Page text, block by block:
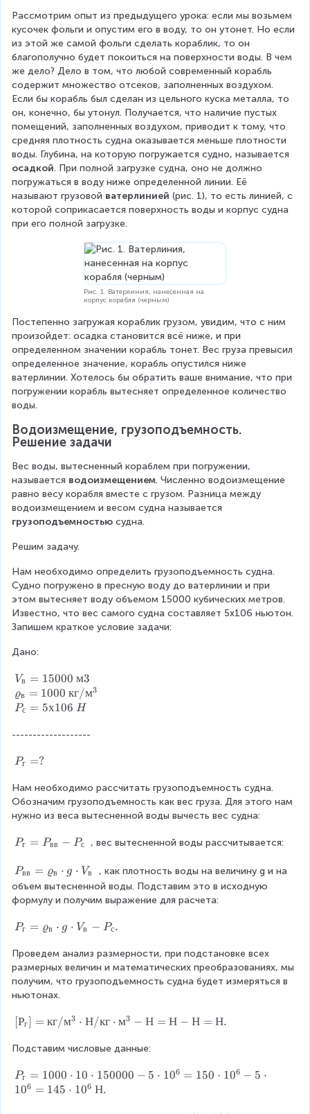
Рассмотрим опыт из предыдущего урока: если мы возьмем
кусочек фольги и опустим его в воду, то он утонет. Но если
из этой же самой фольги сделать кораблик, то он
благополучно будет покоиться на поверхности воды. В чем
же дело? Дело в том, что любой современный корабль
содержит множество отсеков, заполненных воздухом.
Если бы корабль был сделан из цельного куска металла, то
он, конечно, бы утонул. Получается, что наличие пустых
помещений, заполненных воздухом, приводит к тому, что
средняя плотность судна оказывается меньше плотности
воды. Глубина, на которую погружается судно, называется
осадкой. При полной загрузке судна, оно не должно
погружаться в воду ниже определенной линии. Её
называют грузовой ватерлинией (рис. 1), то есть линией, с
которой соприкасается поверхность воды и корпус судна
при его полной загрузке.
Рис. 1. Ватерлиния, нанесенная на
корпус корабля (черным)
Постепенно загружая кораблик грузом, увидим, что с ним
произойдет: осадка становится всё ниже, и при
определенном значении корабль тонет. Вес груза превысил
определенное значение, корабль опустился ниже
ватерлинии. Хотелось бы обратить ваше внимание, что при
погружении корабль вытесняет определенное количество
воды.
Водоизмещение, грузоподъемность.
Решение задачи
Вес воды, вытесненный кораблем при погружении,
называется водоизмещением. Численно водоизмещение
равно весу корабля вместе с грузом. Разница между
водоизмещением и весом судна называется
грузоподъемностью судна.
Решим задачу.
Нам необходимо определить грузоподъемность судна.
Судно погружено в пресную воду до ватерлинии и при
этом вытесняет воду объемом 15000 кубических метров.
Известно, что вес самого судна составляет 5х106 ньютон.
Запишем краткое условие задачи:
Дано:
V
_
в
1
0
0
~
м
\
ϱ
_
в
1
0
0
~
к
/
^
\
\
Vв = 15000 м3
ϱв = 1000 кг/м3
Pс = 5х106 H
-------------------
P
г
=
?
Pг =?
Нам необходимо рассчитать грузоподъемность судна.
Обозначим грузоподъемность как вес груза. Для этого нам
нужно из веса вытесненной воды вычесть вес судна:
P
г
=
P
{
в
}
-
P
с
Pг = Pвв − Pс , вес вытесненной воды рассчитывается:
P
_
{
в
=
ϱ
_
в
c
o
g
\
Pвв = ϱв ⋅ g ⋅ Vв
, как плотность воды на величину g и на
объем вытесненной воды. Подставим это в исходную
формулу и получим выражение для расчета:
P
г
=
ϱ
_
\
d
t
g
Pг = ϱв ⋅ g ⋅ Vв − Pс.
Проведем анализ размерности, при подстановке всех
размерных величин и математических преобразованиях, мы
получим, что грузоподъемность судна будет измеряться в
ньютонах.
[
_
=
к
[Рг] = кг/м3 ⋅ Н/кг ⋅ м3 − Н = Н − Н = Н.
Подставим числовые данные:
P
_
Pг = 1000 ⋅ 10 ⋅ 150000 − 5 ⋅ 106 = 150 ⋅ 106 − 5 ⋅
106 = 145 ⋅ 106 Н.